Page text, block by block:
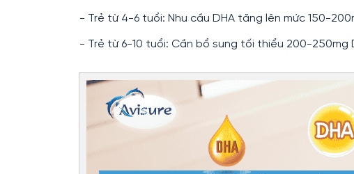
- Trẻ từ 4-6 tuổi: Nhu cầu DHA tăng lên mức 150-
- Trẻ từ 6-10 tuổi: Cần bổ sung tối thiểu 200-250mg